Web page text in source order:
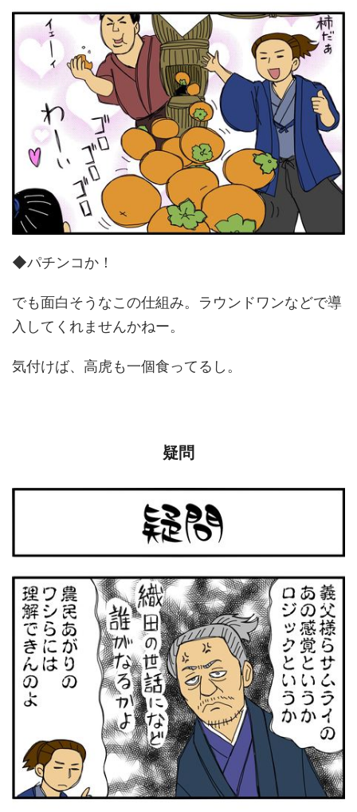
◆パチンコか！
でも面白そうなこの仕組み。ラウンドワンなどで導
入してくれませんかねー。
気付けば、高虎も一個食ってるし。
疑問